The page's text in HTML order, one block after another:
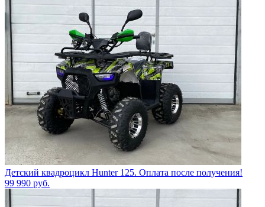
Детский квадроцикл Hunter 125. Оплата после получения!
99 990 руб.